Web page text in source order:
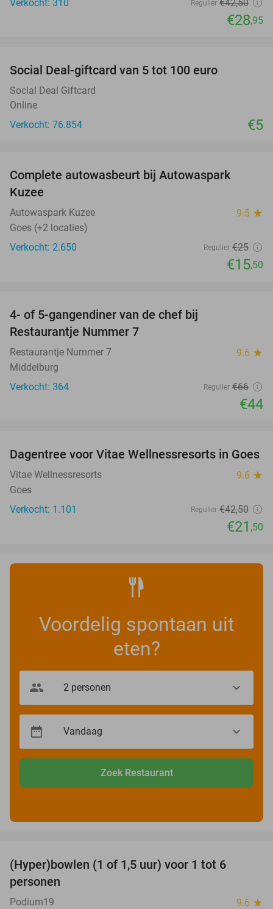
Verkocht: 310 Regulier €42,50
€28,95
Social Deal-giftcard van 5 tot 100 euro
Social Deal Giftcard
Online
Verkocht: 76.854
€5
Complete autowasbeurt bij Autowaspark
Kuzee
Autowaspark Kuzee 9.5 star
Goes (+2 locaties)
Verkocht: 2.650
Regulier €25
€15,50
4- of 5-gangendiner van de chef bij
Restaurantje Nummer 7
Restaurantje Nummer 7 9.6 star
Middelburg
Verkocht: 364
Regulier €66
€44
49%
Dagentree voor Vitae Wellnessresorts in Goes
Vitae Wellnessresorts 9.6 star
Goes
Verkocht: 1.101
Regulier €42,50
€21 ,50
Voordelig spontaan uit
eten?
Zoek Restaurant
(Hyper)bowlen (1 of 1,5 uur) voor 1 tot 6
personen
Podium19 9.6 star